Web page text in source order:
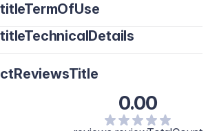
0.00